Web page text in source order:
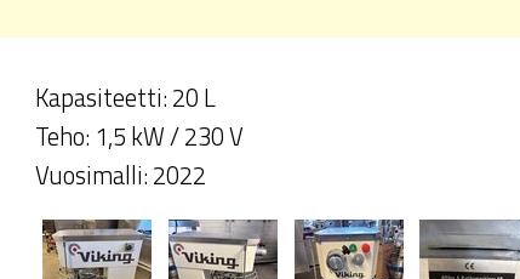
Kapasiteetti: 20 L
Teho: 1,5 kW / 230 V
Vuosimalli: 2022